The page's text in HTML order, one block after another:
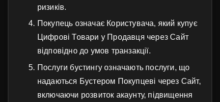
ризиків.
Покупець означає Користувача, який купує
Цифрові Товари у Продавця через Сайт
відповідно до умов транзакції.
Послуги бустингу означають послуги, що
надаються Бустером Покупцеві через Сайт,
включаючи розвиток акаунту, підвищення